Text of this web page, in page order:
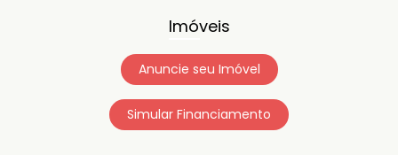
Imóveis
Anuncie seu Imóvel
Simular Financiamento